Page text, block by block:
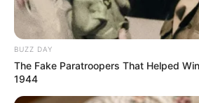
BUZZ DAY
The Fake Paratroopers That Helped
1944